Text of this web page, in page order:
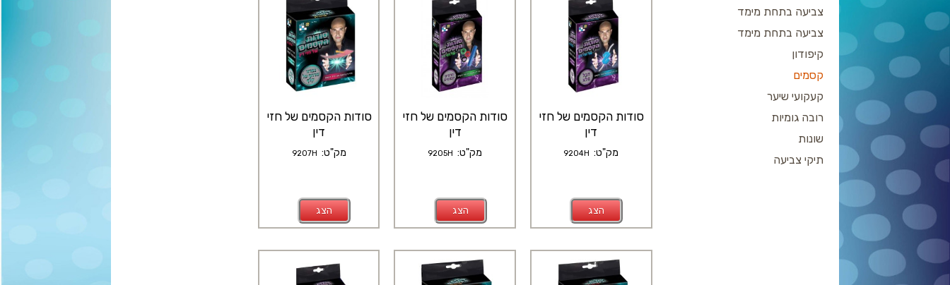
צביעה בתחת מימד
צביעה בתחת מימד
קיפודון
קסמים
קעקועי שיער
רובה גומיות
שונות
תיקי צביעה
סודות הקסמים של חזי
דין
מק"ט: 9204H
הצג
סודות הקסמים של חזי
דין
מק"ט: 9205H
הצג
סודות הקסמים של חזי
דין
מק"ט: 9207H
הצג